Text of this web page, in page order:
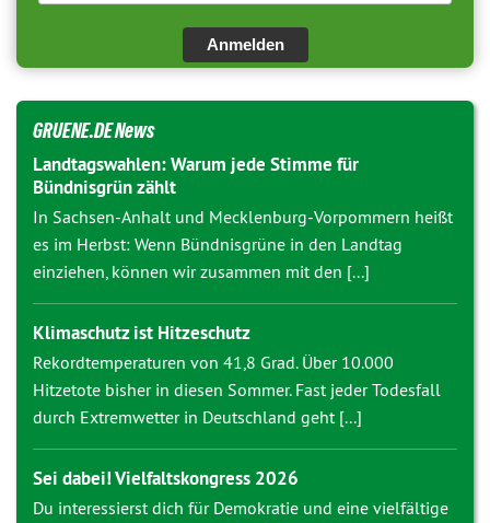
Anmelden
GRUENE.DE News
Landtagswahlen: Warum jede Stimme für
Bündnisgrün zählt
In Sachsen-Anhalt und Mecklenburg-Vorpommern heißt
es im Herbst: Wenn Bündnisgrüne in den Landtag
einziehen, können wir zusammen mit den [...]
Klimaschutz ist Hitzeschutz
Rekordtemperaturen von 41,8 Grad. Über 10.000
Hitzetote bisher in diesen Sommer. Fast jeder Todesfall
durch Extremwetter in Deutschland geht [...]
Sei dabei! Vielfaltskongress 2026
Du interessierst dich für Demokratie und eine vielfältige